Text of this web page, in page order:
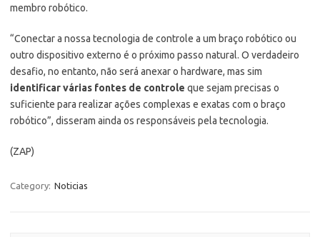
membro robótico.
“Conectar a nossa tecnologia de controle a um braço robótico ou
outro dispositivo externo é o próximo passo natural. O verdadeiro
desafio, no entanto, não será anexar o hardware, mas sim
identificar várias fontes de controle que sejam precisas o
suficiente para realizar ações complexas e exatas com o braço
robótico”, disseram ainda os responsáveis pela tecnologia.
(ZAP)
Category: Noticias